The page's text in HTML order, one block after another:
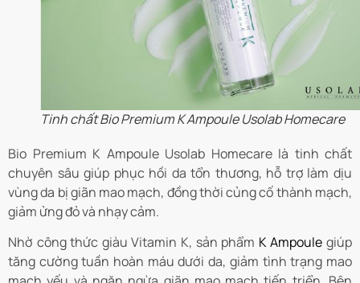
Tinh chất Bio Premium K Ampoule Usolab Homecare
Bio Premium K Ampoule Usolab Homecare là tinh chất
chuyên sâu giúp phục hồi da tổn thương, hỗ trợ làm dịu
vùng da bị giãn mao mạch, đồng thời củng cố thành mạch,
giảm ửng đỏ và nhạy cảm.
Nhờ công thức giàu Vitamin K, sản phẩm K Ampoule giúp
tăng cường tuần hoàn máu dưới da, giảm tình trạng mao